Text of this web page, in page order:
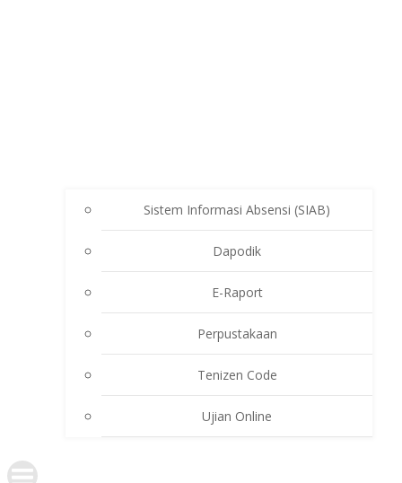
Sistem Informasi Absensi (SIAB)
Dapodik
E-Raport
Perpustakaan
Tenizen Code
Ujian Online